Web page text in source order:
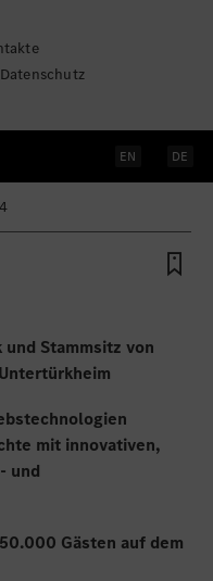
EN DE
Stuttgart-
120-
Stammsitz von
mit innovativen,
und
Gästen auf dem